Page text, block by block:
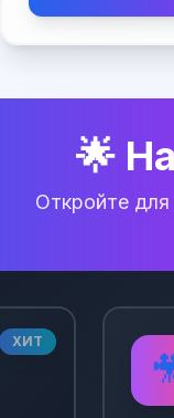
🌟
Откройте
ХИТ